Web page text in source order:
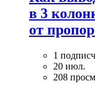
в 3
от
1
20 июл.
208